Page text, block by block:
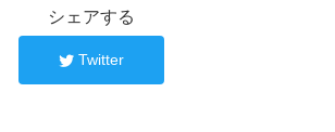
シェアする
Twitter